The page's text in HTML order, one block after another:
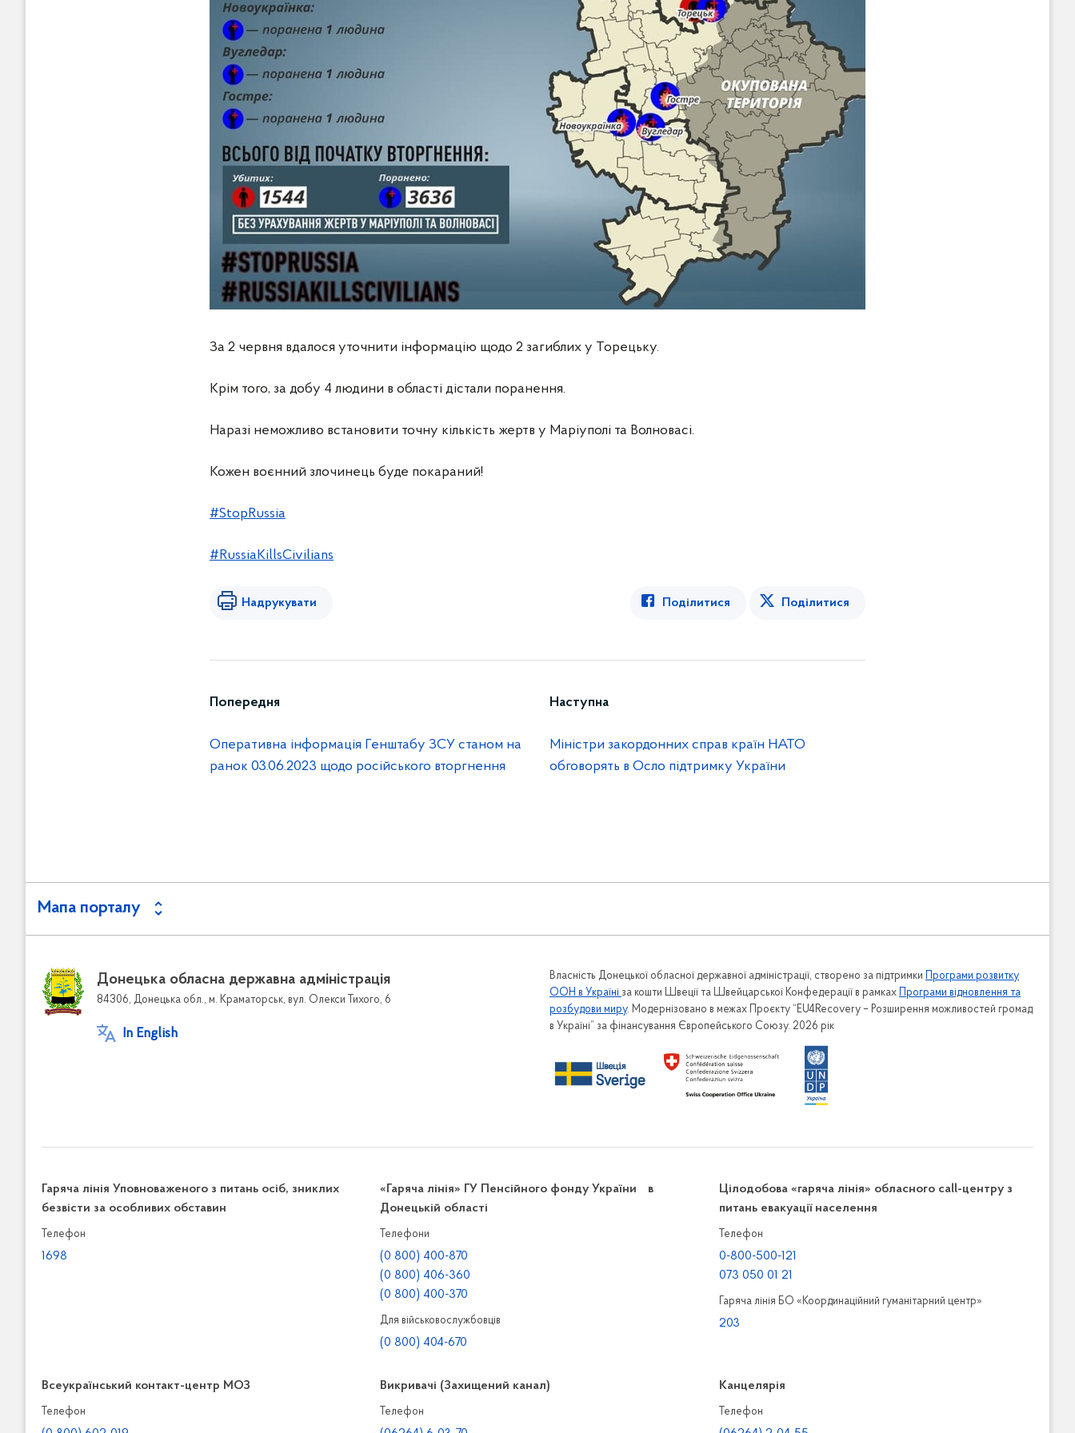
За 2 червня вдалося уточнити інформацію щодо 2 загиблих у Торецьку.
Крім того, за добу 4 людини в області дістали поранення.
Наразі неможливо встановити точну кількість жертв у Маріуполі та Волновасі.
Кожен воєнний злочинець буде покараний!
#StopRussia
#RussiaKillsCivilians
Надрукувати Поділитися Поділитися
Попередня
Оперативна інформація Генштабу ЗСУ станом на
ранок 03.06.2023 щодо російського вторгнення
Наступна
Міністри закордонних справ країн НАТО
обговорять в Осло підтримку України
Мапа порталу
Донецька обласна державна адміністрація
84306, Донецька обл., м. Краматорськ, вул. Олекси Тихого, 6
In English
Власність Донецької обласної державної адміністрації, створено за підтримки Програми розвитку
ООН в Україні за кошти Швеції та Швейцарської Конфедерації в рамках Програми відновлення та
розбудови миру. Модернізовано в межах Проєкту “EU4Recovery – Розширення можливостей громад
в Україні” за фінансування Європейського Союзу. 2026 рік
Гаряча лінія Уповноваженого з питань осіб, зниклих
безвісти за особливих обставин
Телефон
1698
«Гаряча лінія» ГУ Пенсійного фонду України в
Донецькій області
Телефони
(0 800) 400-870
(0 800) 406-360
(0 800) 400-370
Для військовослужбовців
(0 800) 404-670
Цілодобова «гаряча лінія» обласного call-центру з
питань евакуації населення
Телефон
0-800-500-121
073 050 01 21
Гаряча лінія БО «Координаційний гуманітарний центр»
203
Всеукраїнський контакт-центр МОЗ
Телефон
Викривачі (Захищений канал)
Телефон
Канцелярiя
Телефон